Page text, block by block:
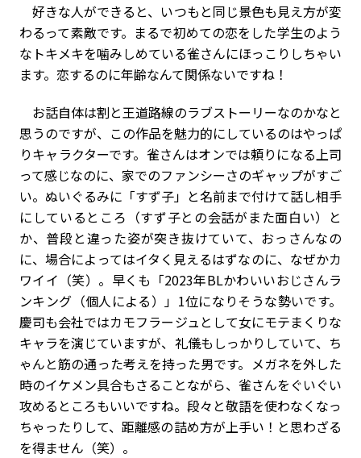
好きな人ができると、いつもと同じ景色も見え方が変
わるって素敵です。まるで初めての恋をした学生のよう
なトキメキを噛みしめている雀さんにほっこりしちゃい
ます。恋するのに年齢なんて関係ないですね！
お話自体は割と王道路線のラブストーリーなのかなと
思うのですが、この作品を魅力的にしているのはやっぱ
りキャラクターです。 雀さんはオンでは頼りになる上司
って感じなのに、家でのファンシーさのギャップがすご
い。ぬいぐるみに「すず子」と名前まで付けて話し相手
にしているところ（すず子との会話がまた面白い）と
か、普段と違った姿が突き抜けていて、おっさんなの
に、場合によってはイタく見えるはずなのに、なぜかカ
ワイイ（笑）。早くも「2023年BLかわいいおじさんラ
ンキング（個人による）」1位になりそうな勢いです。
慶司も会社ではカモフラージュとして女にモテまくりな
キャラを演じていますが、礼儀もしっかりしていて、ち
ゃんと筋の通った考えを持った男です。メガネを外した
時のイケメン具合もさることながら、 雀さんをぐいぐい
攻めるところもいいですね。段々と敬語を使わなくなっ
ちゃったりして、距離感の詰め方が上手い！と思わざる
を得ません（笑）。